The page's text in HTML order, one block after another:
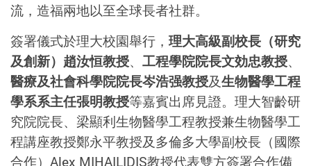
流，造福兩地以至全球長者社群。
簽署儀式於理大校園舉行， 理大高級副校長（研究
及創新）趙汝恒教授、 工程學院院長文効忠教授、
醫療及社會科學院院長岑浩强教授及生物醫學工程
學系系主任張明教授等嘉賓出席見證。理大智齡研
究院院長、梁顯利生物醫學工程教授兼生物醫學工
程講座教授鄭永平教授及多倫多大學副校長（國際
合作）Alex MIHAILIDIS教授代表雙方簽署合作備